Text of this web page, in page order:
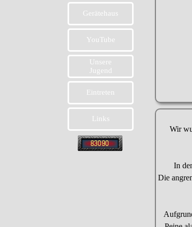
Gerätehaus
YouTube
Unsere
Jugend
Eintreten
Links
Wir
In
Die